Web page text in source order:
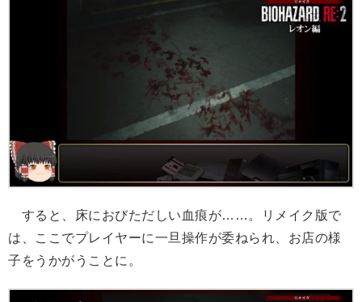
すると、床におびただしい血痕が……。リメイク版で
は、ここでプレイヤーに一旦操作が委ねられ、お店の様
子をうかがうことに。